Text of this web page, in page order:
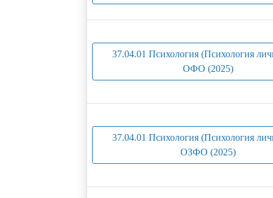
37.04.01 Психология (Психология
ОФО (2025)
37.04.01 Психология (Психология
ОЗФО (2025)